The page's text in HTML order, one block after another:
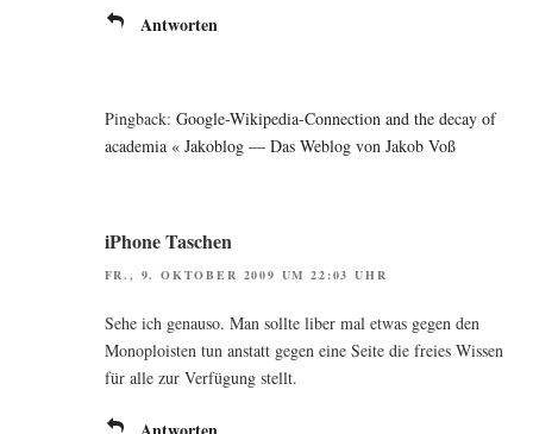
Antworten
Pingback: Google-Wikipedia-Connection and the decay of
academia « Jakoblog — Das Weblog von Jakob Voß
iPhone Taschen
FR., 9. OKTOBER 2009 UM 22:03 UHR
Sehe ich genau­so. Man soll­te liber mal etwas gegen den
Mono­plois­ten tun anstatt gegen eine Sei­te die frei­es Wis­sen
für alle zur Ver­fü­gung stellt.